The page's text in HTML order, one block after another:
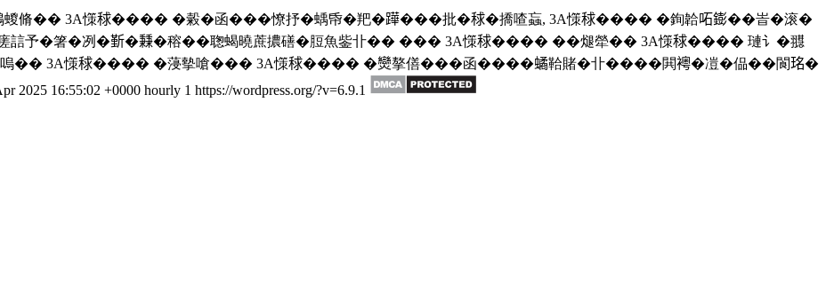
蝬脩�� 3A憡𥟇���� �糓�函���憭抒�蝺帋�羓�𨅯���批�𥟇�撟喳蝱, 3A憡𥟇���� �銁韐𠰴𨭌��峕�滚�
予�箸�冽�𣂷�𥡝�穃��聦蝎曉蔗擃磰�脰魚鈭卝�� ��� 3A憡𥟇���� ��煺犖�� 3A憡𥟇���� 璉讠�䎚
�� 3A憡𥟇���� �蓡摰嗆��� 3A憡𥟇���� �𤓖摮僐���函����𧑐鞈賭�卝����閧𧞄�凒�偘��閬𤥁�
2025 16:55:02 +0000 hourly 1 https://wordpress.org/?v=6.9.1